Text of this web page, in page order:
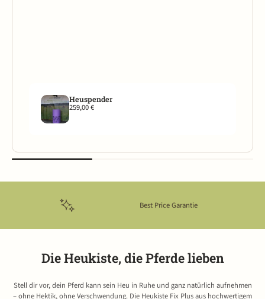
Heuspender
259,00 €
Best Price Garantie
Die Heukiste, die Pferde lieben
Stell dir vor, dein Pferd kann sein Heu in Ruhe und ganz natürlich aufnehmen
– ohne Hektik, ohne Verschwendung. Die Heukiste Fix Plus aus hochwertigem